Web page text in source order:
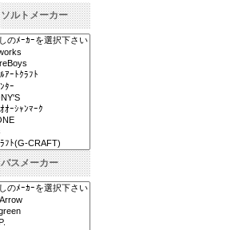
ソルトメーカー
バスメーカー